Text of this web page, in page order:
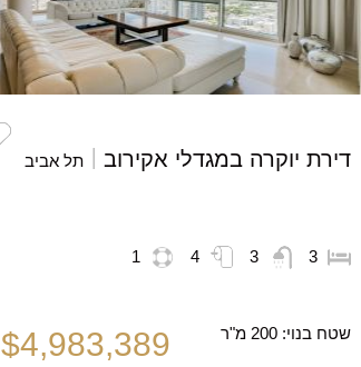
דירת יוקרה במגדלי אקירוב תל אביב
3
3
4
1
שטח בנוי: 200 מ"ר $4,983,389